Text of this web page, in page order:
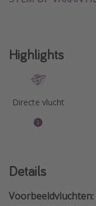
Highlights
Directe vlucht
Details